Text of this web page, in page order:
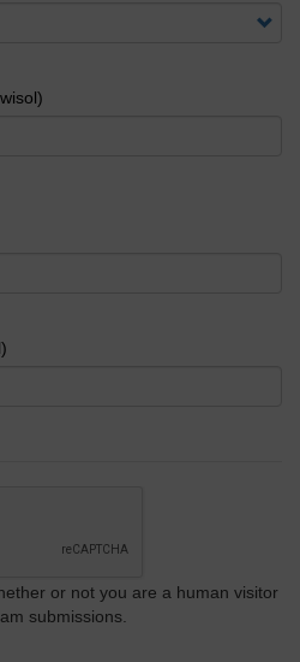
or not you are a human visitor
submissions.